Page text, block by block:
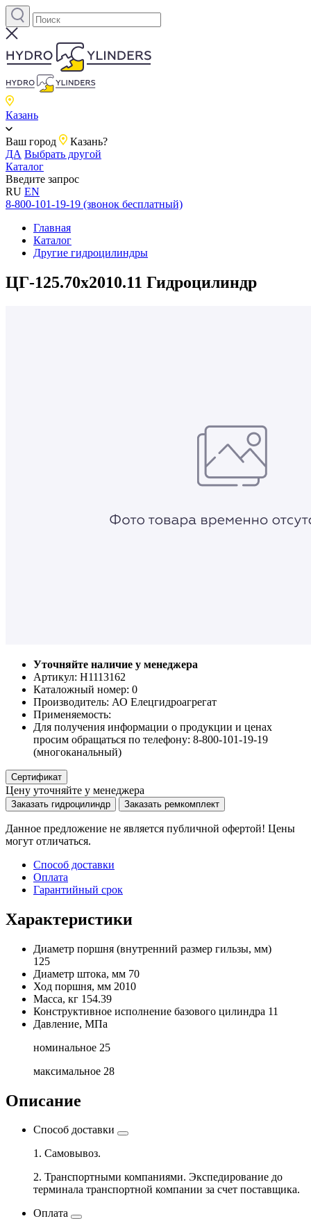
Казань
Ваш город
Казань?
ДА Выбрать другой
Каталог
Введите запрос
RU EN
8-800-101-19-19 (звонок бесплатный)
Главная
Каталог
Другие гидроцилиндры
ЦГ-125.70х2010.11 Гидроцилиндр
Уточняйте наличие у менеджера
Артикул: Н1113162
Каталожный номер: 0
Производитель: АО Елецгидроагрегат
Применяемость:
Для получения информации о продукции и ценах
просим обращаться по телефону: 8-800-101-19-19
(многоканальный)
Сертификат
Цену уточняйте у менеджера
Заказать гидроцилиндр Заказать ремкомплект
Данное предложение не является публичной офертой! Цены
могут отличаться.
Способ доставки
Оплата
Гарантийный срок
Характеристики
Диаметр поршня (внутренний размер гильзы, мм)
125
Диаметр штока, мм 70
Ход поршня, мм 2010
Масса, кг 154.39
Конструктивное исполнение базового цилиндра 11
Давление, МПа
номинальное 25
максимальное 28
Описание
Способ доставки
1. Самовывоз.
2. Транспортными компаниями. Экспедирование до
терминала транспортной компании за счет поставщика.
Оплата